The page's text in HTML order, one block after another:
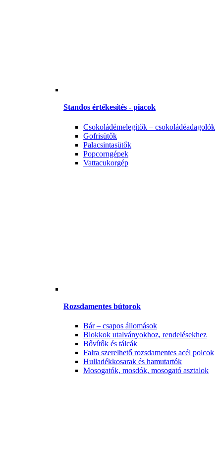
Standos értékesítés - piacok
Csokoládémelegítők – csokoládéadagolók
Gofrisütők
Palacsintasütők
Popcorngépek
Vattacukorgép
Rozsdamentes bútorok
Bár – csapos állomások
Blokkok utalványokhoz, rendelésekhez
Bővítők és tálcák
Falra szerelhető rozsdamentes acél polcok
Hulladékkosarak és hamutartók
Mosogatók, mosdók, mosogató asztalok